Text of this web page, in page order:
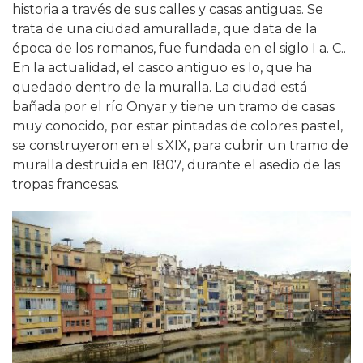
historia a través de sus calles y casas antiguas. Se
trata de una ciudad amurallada, que data de la
época de los romanos, fue fundada en el siglo I a. C..
En la actualidad, el casco antiguo es lo, que ha
quedado dentro de la muralla. La ciudad está
bañada por el río Onyar y tiene un tramo de casas
muy conocido, por estar pintadas de colores pastel,
se construyeron en el s.XIX, para cubrir un tramo de
muralla destruida en 1807, durante el asedio de las
tropas francesas.